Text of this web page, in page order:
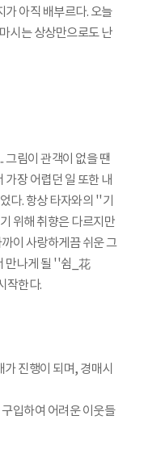
가 아직 배부르다. 오늘
시는 상상만으로도 난
그림이 관객이 없을 땐
가장 어렵던 일 또한 내
다. 항상 타자와의 ''기
위해 취향은 다르지만
이 사랑하게끔 쉬운 그
만나게 될 ''쉼_花
작한다.
진행이 되며, 경매시
입하여 어려운 이웃들